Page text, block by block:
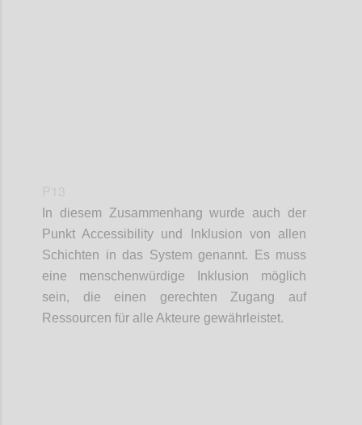
In diesem Zusammenhang wurde auch der
PunktAccessibility und Inklusion von allen
Schichten in das System genannt. Es muss
eine menschenwürdige Inklusion möglich
sein, d ie einen gerechten Zugang auf
Ressourcen für alle Akteure gewährleistet.